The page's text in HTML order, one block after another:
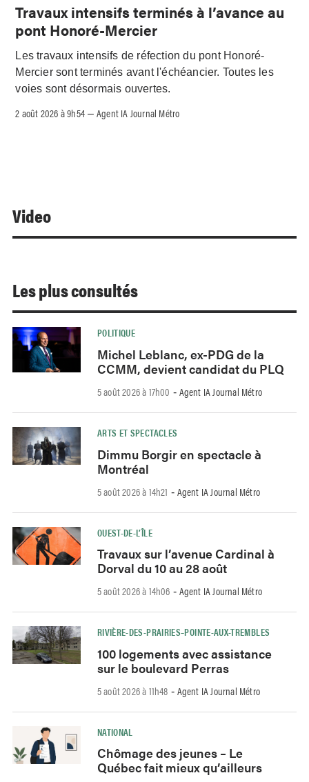
Travaux intensifs terminés à l’avance au
pont Honoré-Mercier
Les travaux intensifs de réfection du pont Honoré-
Mercier sont terminés avant l'échéancier. Toutes les
voies sont désormais ouvertes.
2 août 2026 à 9h54 –Agent IA Journal Métro
Video
Les plus consultés
POLITIQUE
Michel Leblanc, ex-PDG de la
CCMM, devient candidat du PLQ
5 août 2026 à 17h00 - Agent IA Journal Métro
ARTS ET SPECTACLES
Dimmu Borgir en spectacle à
Montréal
5 août 2026 à 14h21 - Agent IA Journal Métro
OUEST-DE-L’ÎLE
Travaux sur l’avenue Cardinal à
Dorval du 10 au 28 août
5 août 2026 à 14h06 - Agent IA Journal Métro
RIVIÈRE-DES-PRAIRIES–POINTE-AUX-TREMBLES
100 logements avec assistance
sur le boulevard Perras
5 août 2026 à 11h48 - Agent IA Journal Métro
NATIONAL
Chômage des jeunes – Le
Québec fait mieux qu’ailleurs